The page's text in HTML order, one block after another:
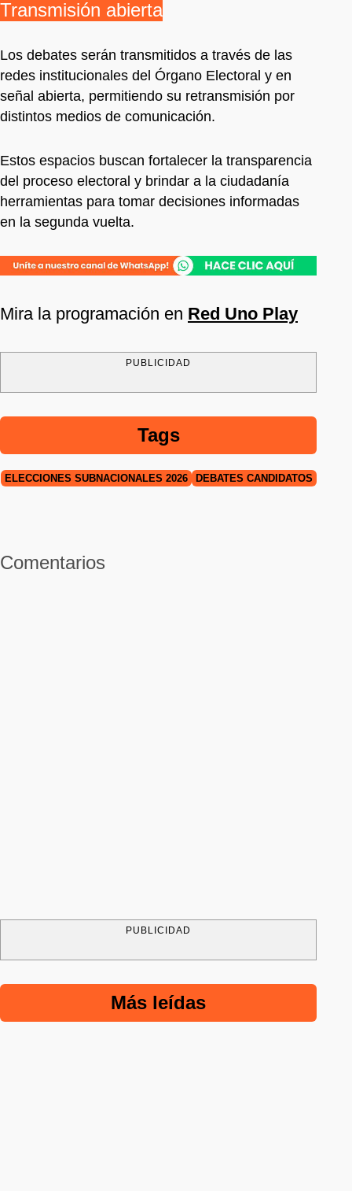
Transmisión abierta
Los debates serán transmitidos a través de las
redes institucionales del Órgano Electoral y en
señal abierta, permitiendo su retransmisión por
distintos medios de comunicación.
Estos espacios buscan fortalecer la transparencia
del proceso electoral y brindar a la ciudadanía
herramientas para tomar decisiones informadas
en la segunda vuelta.
Mira la programación en Red Uno Play
PUBLICIDAD
Tags
ELECCIONES SUBNACIONALES 2026 DEBATES CANDIDATOS
Comentarios
PUBLICIDAD
Más leídas